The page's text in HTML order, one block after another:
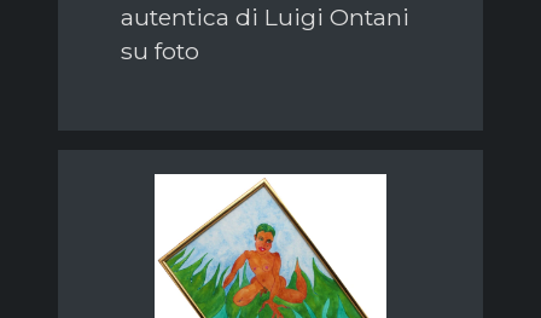
autentica di Luigi Ontani
su foto